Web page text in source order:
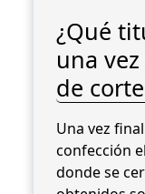
¿Qué
una
de
Una vez
confección
donde se